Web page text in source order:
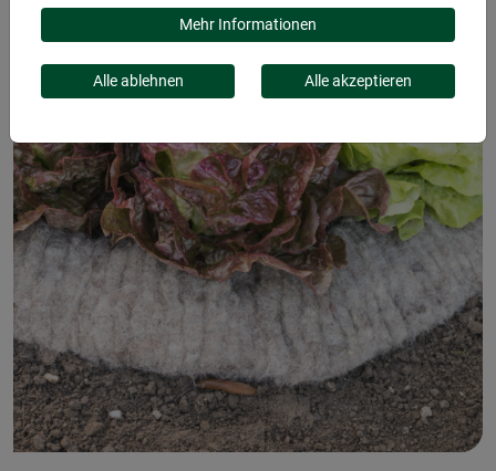
Mehr Informationen
Alle ablehnen Alle akzeptieren